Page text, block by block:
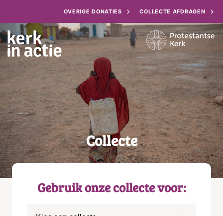
OVERIGE DONATIES COLLECTE AFDRAGEN
Collecte
Gebruik onze collecte voor: